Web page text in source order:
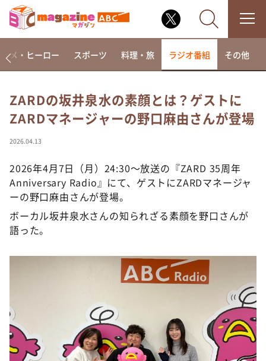
なるみ・岡村の過ぎるTV
相席食堂
～人生密着トークバラエティ！～ やすとものいたっ
て真剣です
探偵！ナイトスクープ
news おかえり
DAIGOも台所 ～きょうの献立 何にする？～
朝だ！生です旅サラダ
教えて！ニュースライブ 正義のミカタ
ＬＩＦＥ～夢のカタチ～
メ・ヒーロー スポーツ 料理・旅 ラジオ番組 その他
ZARDの坂井泉水の素顔とは？ゲストに
ZARDマネージャーの野口麻由さんが登場
2026.04.13
2026年4月7日（月）24:30～放送の『ZARD 35周年
Anniversary Radio』にて、ゲストにZARDマネージャ
ーの野口麻由さんが登場。
ボーカル坂井泉水さんの知られざる素顔を野口さんが
語った。